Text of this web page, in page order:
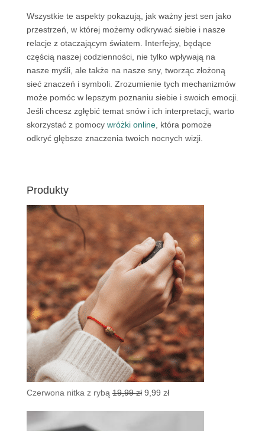
Wszystkie te aspekty pokazują, jak ważny jest sen jako
przestrzeń, w której możemy odkrywać siebie i nasze
relacje z otaczającym światem. Interfejsy, będące
częścią naszej codzienności, nie tylko wpływają na
nasze myśli, ale także na nasze sny, tworząc złożoną
sieć znaczeń i symboli. Zrozumienie tych mechanizmów
może pomóc w lepszym poznaniu siebie i swoich emocji.
Jeśli chcesz zgłębić temat snów i ich interpretacji, warto
skorzystać z pomocy wróżki online, która pomoże
odkryć głębsze znaczenia twoich nocnych wizji.
Produkty
Czerwona nitka z rybą 19,99zł Pierwotna
9,99 złAktualna